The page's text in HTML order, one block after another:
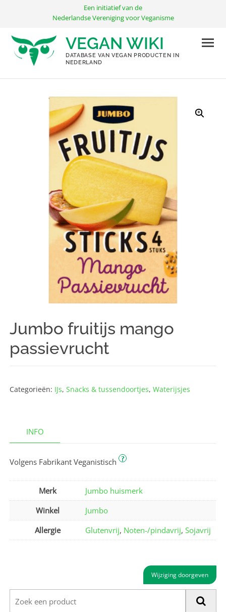
inhoud
Een initiatief van de
Nederlandse Vereniging voor Veganisme
VEGAN WIKI
DATABASE VAN VEGAN PRODUCTEN IN
NEDERLAND
Jumbo fruitijs mango
passievrucht
Categorieën: IJs,Snacks & tussendoortjes,Waterijsjes
INFO
Volgens Fabrikant Veganistisch ?
Merk
Jumbo huismerk
Winkel
Jumbo
Allergie
Glutenvrij, Noten-/pindavrij,Sojavrij
Wijziging doorgeven